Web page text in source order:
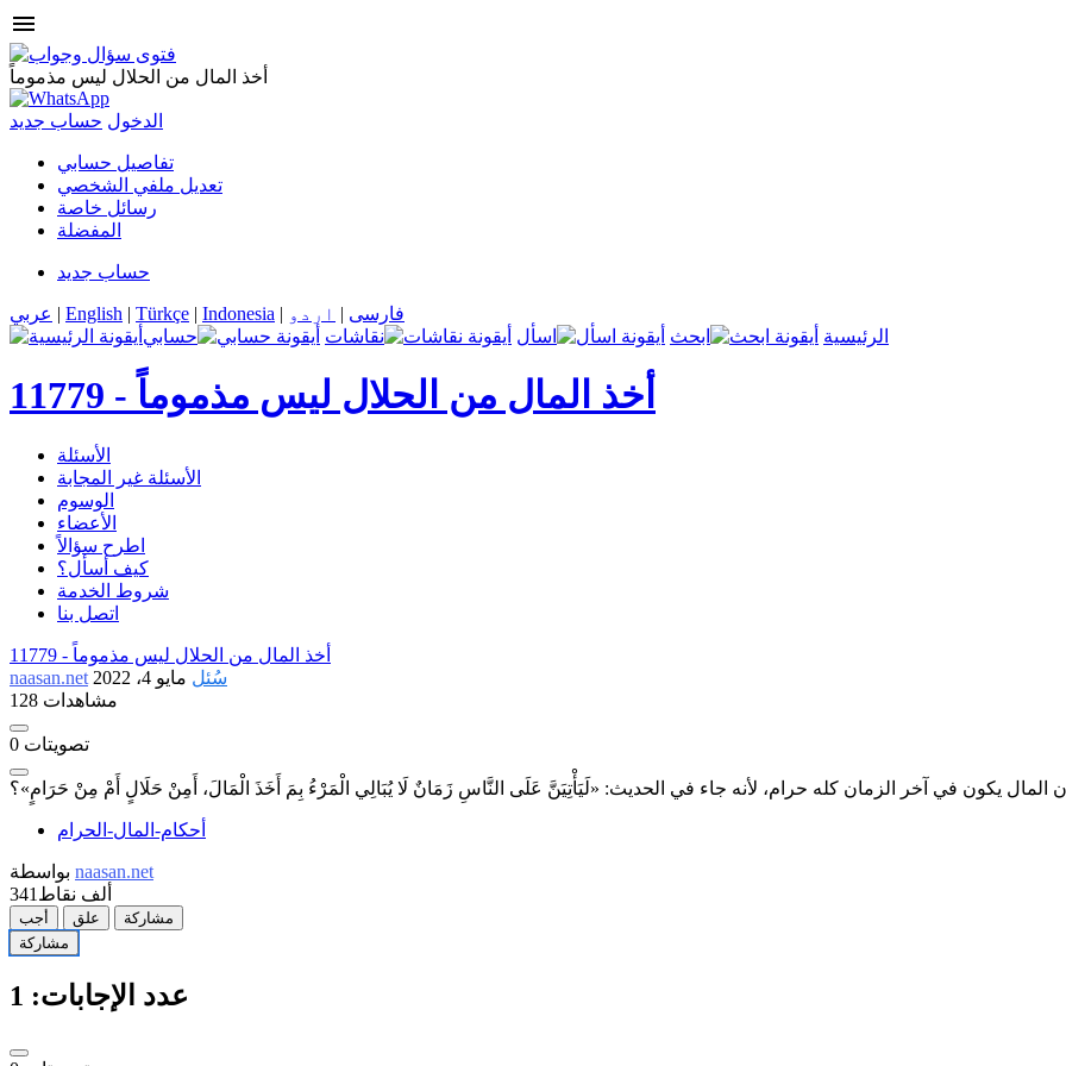
menu
أخذ المال من الحلال ليس مذموماً
الدخول حساب جديد
تفاصيل حسابي
تعديل ملفي الشخصي
رسائل خاصة
المفضلة
حساب جديد
عربي | English | Türkçe | Indonesia | فارسی | اردو
الرئيسية
ابحث اسأل نقاشات حسابي
11779 - أخذ المال من الحلال ليس مذموماً
الأسئلة
الأسئلة غير المجابة
الوسوم
الأعضاء
اطرح سؤالاً
كيف أسأل؟
شروط الخدمة
اتصل بنا
11779 - أخذ المال من الحلال ليس مذموماً
naasan.net
سُئل مايو 4، 2022
128 مشاهدات
0 تصويتات
يكون في آخر الزمان كله حرام، لأنه جاء في الحديث: «لَيَأْتِيَنَّ عَلَى النَّاسِ زَمَانٌ لَا يُبَالِي الْمَرْءُ بِمَ أَخَذَ الْمَالَ، أَمِنْ حَلَالٍ أَمْ مِنْ حَرَامٍ»؟
أحكام-المال-الحرام
naasan.net
341ألف نقاط
أجب علق
مشاركة
مشاركة
عدد الإجابات: 1